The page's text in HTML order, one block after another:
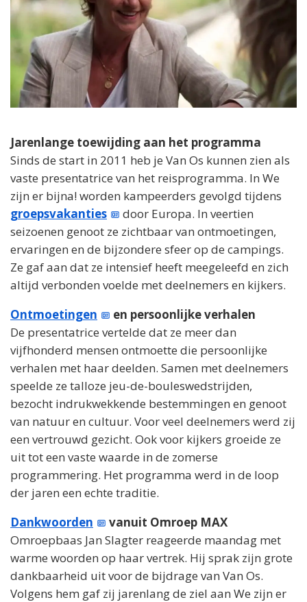
Jarenlange toewijding aan het programma
Sinds de start in 2011 heb je Van Os kunnen zien als
vaste presentatrice van het reisprogramma. In We
zijn er bijna! worden kampeerders gevolgd tijdens
groepsvakanties
door Europa. In veertien
seizoenen genoot ze zichtbaar van ontmoetingen,
ervaringen en de bijzondere sfeer op de campings.
Ze gaf aan dat ze intensief heeft meegeleefd en zich
altijd verbonden voelde met deelnemers en kijkers.
Ontmoetingen
en persoonlijke verhalen
De presentatrice vertelde dat ze meer dan
vijfhonderd mensen ontmoette die persoonlijke
verhalen met haar deelden. Samen met deelnemers
speelde ze talloze jeu-de-bouleswedstrijden,
bezocht indrukwekkende bestemmingen en genoot
van natuur en cultuur. Voor veel deelnemers werd zij
een vertrouwd gezicht. Ook voor kijkers groeide ze
uit tot een vaste waarde in de zomerse
programmering. Het programma werd in de loop
der jaren een echte traditie.
Dankwoorden
vanuit Omroep MAX
Omroepbaas Jan Slagter reageerde maandag met
warme woorden op haar vertrek. Hij sprak zijn grote
dankbaarheid uit voor de bijdrage van Van Os.
Volgens hem gaf zij jarenlang de ziel aan We zijn er